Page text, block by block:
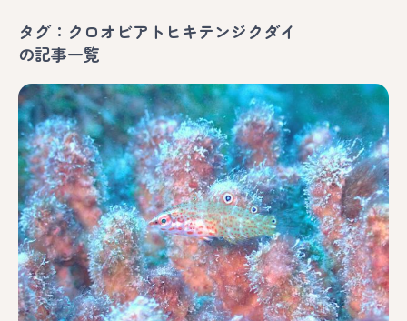
タグ：クロオビアトヒキテンジクダイ
の記事一覧